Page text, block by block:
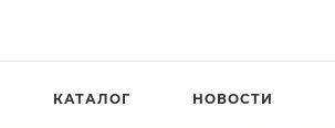
КАТАЛОГ НОВОСТИ